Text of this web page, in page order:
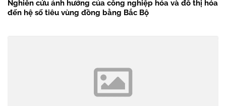
Nghiên cứu ảnh hưởng của công nghiệp hóa và đô thị hóa
đến hệ số tiêu vùng đồng bằng Bắc Bộ